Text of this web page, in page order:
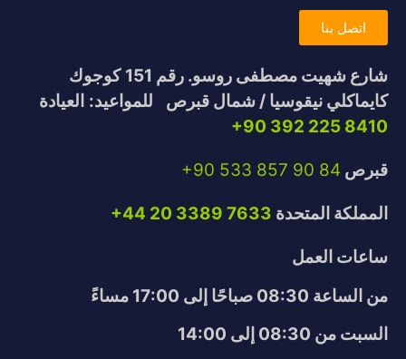
اتصل بنا
شارع شهيت مصطفى روسو. رقم 151
كوجوك
كايماكلي نيقوسيا / شمال قبرص
للمواعيد: العيادة
+90 392 225 8410
قبرص +90 533 857 90 84
المملكة المتحدة +44 20 3389 7633
ساعات العمل
من الساعة 08:30 صباحًا إلى 17:00 مساءً
السبت من 08:30 إلى 14:00